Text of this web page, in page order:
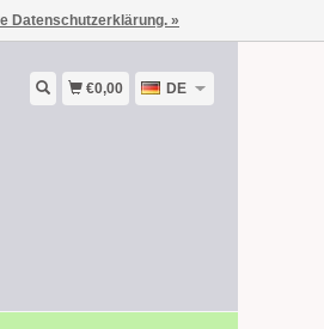
€0,00 DE
Datenschutzerklärung. »